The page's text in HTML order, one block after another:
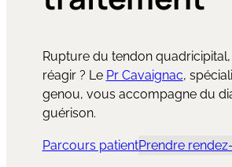
Rupture du tendon quadricipital
réagir ? Le Pr Cavaignac,
genou, vous accompagne du
guérison.
Parcours patientPrendre